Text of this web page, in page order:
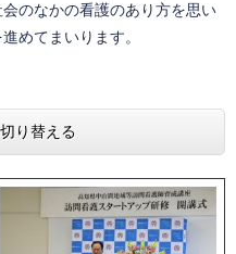
のなかの看護のあり方を思い
めてまいります。
り替える